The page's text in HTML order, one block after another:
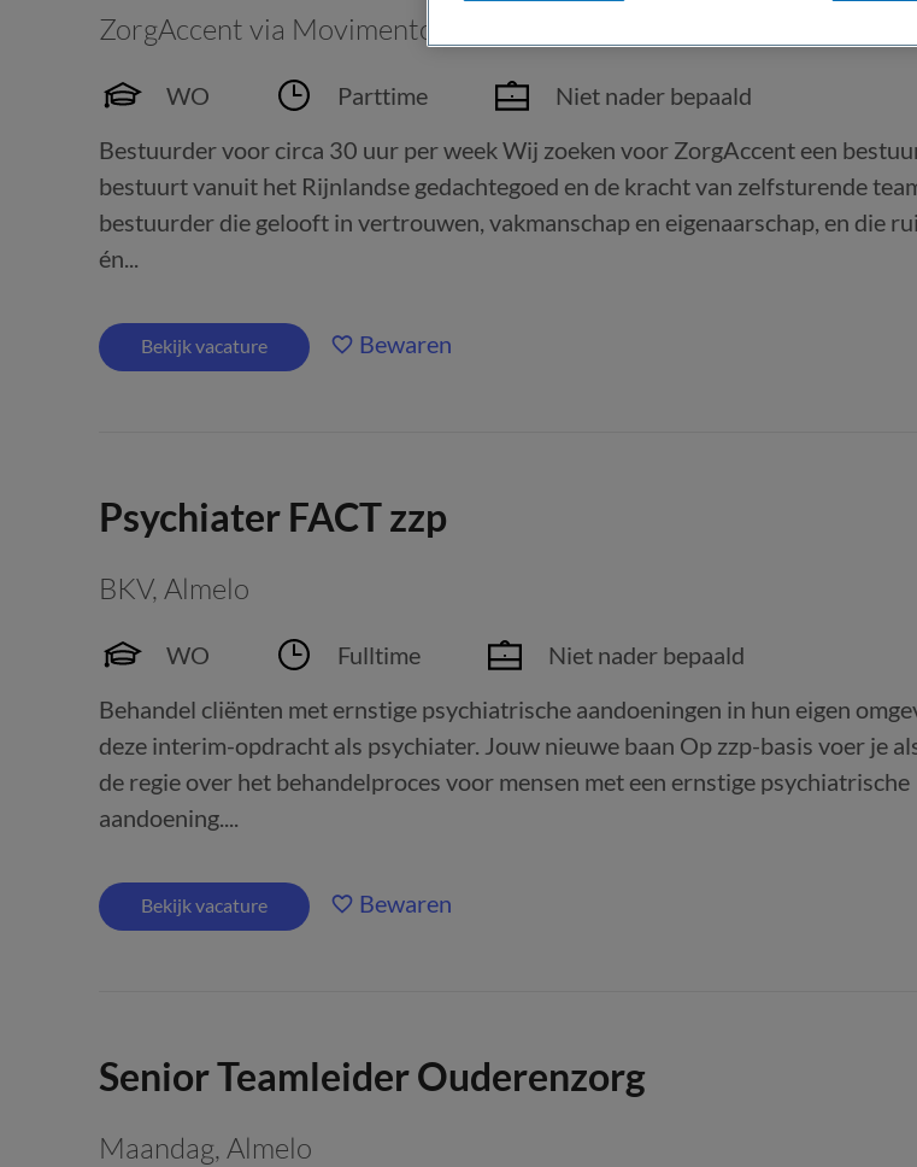
ZorgAccent via Movimento
WO Parttime
Niet nader bepaald
Bestuurder voor circa 30 uur per week Wij zoeken voor ZorgAccent een
bestuurt vanuit het Rijnlandse gedachtegoed en de kracht van zelfsturende
bestuurder die gelooft in vertrouwen, vakmanschap en eigenaarschap, en die
én...
Bekijk vacature Bewaren
Psychiater FACT zzp
BKV, Almelo
WO Fulltime
Niet nader bepaald
Behandel cliënten met ernstige psychiatrische aandoeningen in hun eigen
deze interim-opdracht als psychiater. Jouw nieuwe baan Op zzp-basis voer je
de regie over het behandelproces voor mensen met een ernstige psychiatrische
aandoening....
Bekijk vacature Bewaren
Senior Teamleider Ouderenzorg
Maandag, Almelo